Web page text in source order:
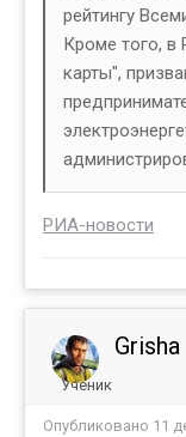
рейтингу
Кроме того,
карты",
РИА-новости
Grisha
Ученик
Опубликовано 11